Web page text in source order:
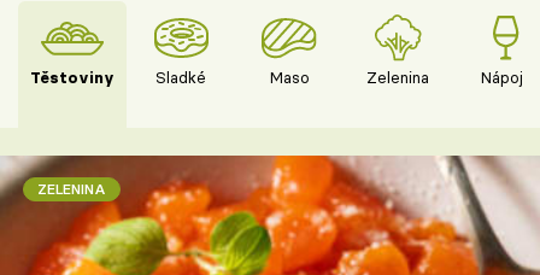
Těstoviny Sladké Maso Zelenina Nápoje
ZELENINA